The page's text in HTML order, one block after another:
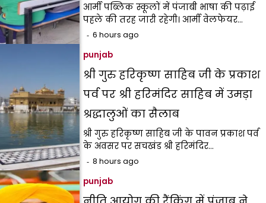
आर्मी पब्लिक स्कूलों में पंजाबी भाषा की पढ़ाई
पहले की तरह जारी रहेगी। आर्मी वेलफेयर…
6 hours ago
punjab
श्री गुरु हरिकृष्ण साहिब जी के प्रकाश
पर्व पर श्री हरिमंदिर साहिब में उमड़ा
श्रद्धालुओं का सैलाब
श्री गुरु हरिकृष्ण साहिब जी के पावन प्रकाश पर्व
के अवसर पर सचखंड श्री हरिमंदिर…
8 hours ago
punjab